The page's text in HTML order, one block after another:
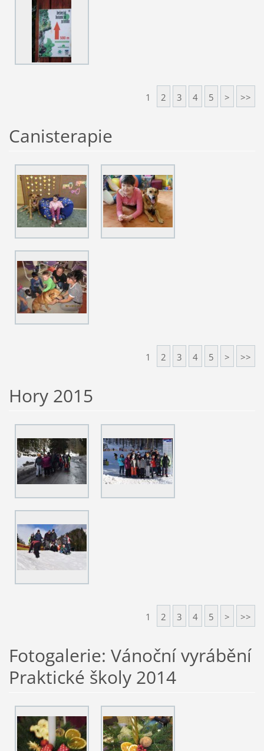
1 2 3 4 5 > >>
Canisterapie
1 2 3 4 5 > >>
Hory 2015
1 2 3 4 5 > >>
Fotogalerie: Vánoční vyrábění
Praktické školy 2014